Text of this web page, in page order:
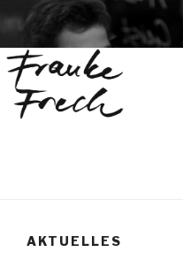
Weiter
zum
Inhalt
AKTUELLES